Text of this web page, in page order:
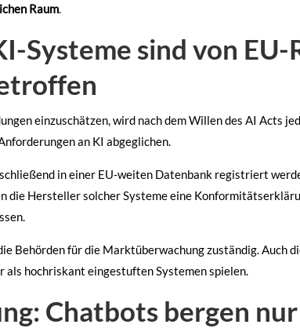
Raum.
Systeme sind von EU-
einzuschätzen, wird nach dem Willen des AI Acts
an KI abgeglichen.
in einer EU-weiten Datenbank registriert
die Hersteller solcher Systeme eine
Behörden für die Marktüberwachung zuständig. Auch
als hochriskant eingestuften Systemen spielen.
Chatbots bergen